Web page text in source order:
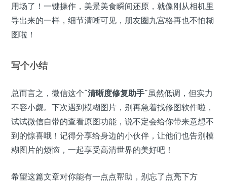
用场了！一键操作，美景美食瞬间还原，就像刚从相机里
导出来的一样，细节清晰可见，朋友圈九宫格再也不怕糊
图啦！
写个小结
总而言之，微信这个“清晰度修复助手”虽然低调，但实力
不容小觑。下次遇到模糊图片，别再急着找修图软件啦，
试试微信自带的查看原图功能，说不定会给你带来意想不
到的惊喜哦！记得分享给身边的小伙伴，让他们也告别模
糊图片的烦恼，一起享受高清世界的美好吧！
希望这篇文章对你能有一点点帮助，别忘了点亮下方